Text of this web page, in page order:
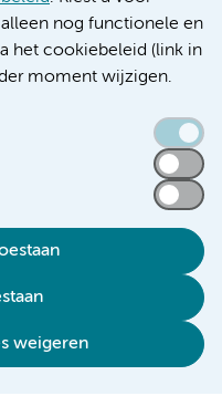
nog functionele en
het cookiebeleid (link in
moment wijzigen.
weigeren